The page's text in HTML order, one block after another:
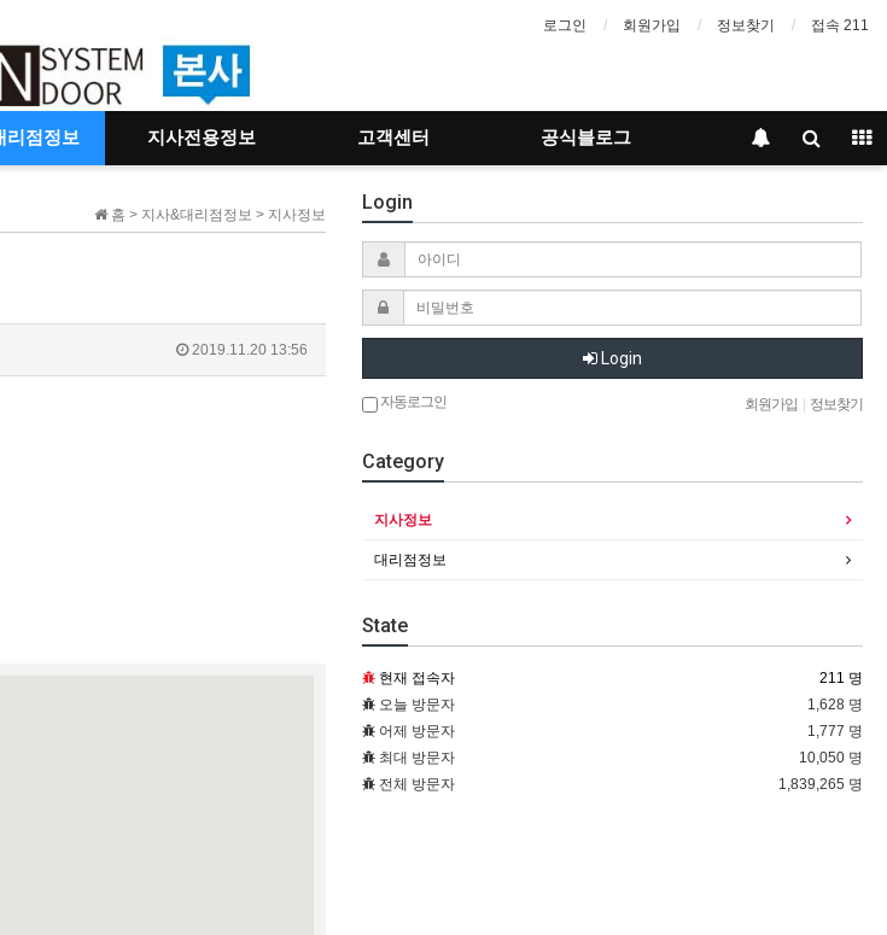
로그인 회원가입 정보찾기 접속 211
리점정보 지사전용정보 고객센터 공식블로그
홈 > 지사&대리점정보 > 지사정보
2019.11.20 13:56
Login
Login
자동로그인 회원가입 정보찾기
Category
지사정보
대리점정보
State
현재 접속자
211 명
오늘 방문자
1,628 명
어제 방문자
1,777 명
최대 방문자
10,050 명
전체 방문자
1,839,265 명